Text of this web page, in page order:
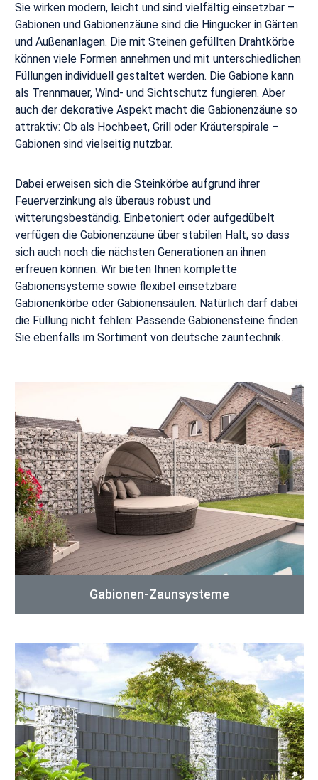
Sie wirken modern, leicht und sind vielfältig einsetzbar –
Gabionen und Gabionenzäune sind die Hingucker in Gärten
und Außenanlagen. Die mit Steinen gefüllten Drahtkörbe
können viele Formen annehmen und mit unterschiedlichen
Füllungen individuell gestaltet werden. Die Gabione kann
als Trennmauer, Wind- und Sichtschutz fungieren. Aber
auch der dekorative Aspekt macht die Gabionenzäune so
attraktiv: Ob als Hochbeet, Grill oder Kräuterspirale –
Gabionen sind vielseitig nutzbar.
Dabei erweisen sich die Steinkörbe aufgrund ihrer
Feuerverzinkung als überaus robust und
witterungsbeständig. Einbetoniert oder aufgedübelt
verfügen die Gabionenzäune über stabilen Halt, so dass
sich auch noch die nächsten Generationen an ihnen
erfreuen können. Wir bieten Ihnen komplette
Gabionensysteme sowie flexibel einsetzbare
Gabionenkörbe oder Gabionensäulen. Natürlich darf dabei
die Füllung nicht fehlen: Passende Gabionensteine finden
Sie ebenfalls im Sortiment von deutsche zauntechnik.
Gabionen-Zaunsysteme